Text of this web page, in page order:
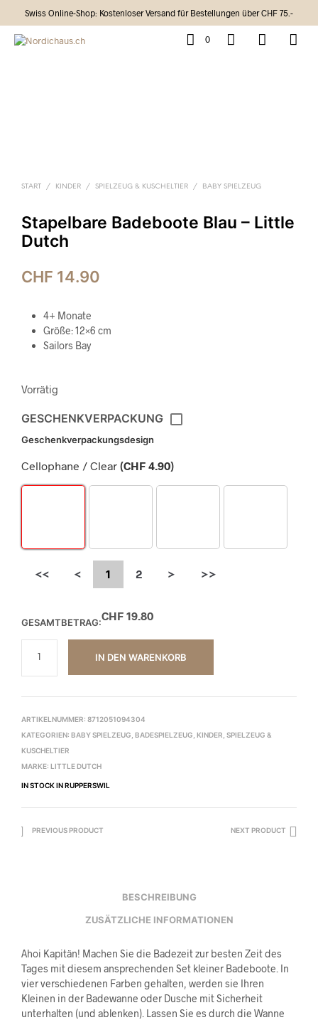
Swiss Online-Shop: Kostenloser Versand für Bestellungen über CHF 75.-
0
START / KINDER / SPIELZEUG & KUSCHELTIER / BABY SPIELZEUG
Stapelbare Badeboote Blau – Little
Dutch
CHF 14.90
4+ Monate
Größe: 12×6 cm
Sailors Bay
Vorrätig
GESCHENKVERPACKUNG
Geschenkverpackungsdesign
Cellophane / Clear (CHF 4.90)
<< < 1 2 > >>
GESAMTBETRAG:CHF 19.80
IN DEN WARENKORB
ARTIKELNUMMER: 8712051094304
KATEGORIEN: BABY SPIELZEUG BADESPIELZEUG KINDER SPIELZEUG &
KUSCHELTIER
MARKE: LITTLE DUTCH
IN STOCK IN RUPPERSWIL
PREVIOUS PRODUCT NEXT PRODUCT
BESCHREIBUNG
ZUSÄTZLICHE INFORMATIONEN
Ahoi Kapitän! Machen Sie die Badezeit zur besten Zeit des
Tages mit diesem ansprechenden Set kleiner Badeboote. In
vier verschiedenen Farben gehalten, werden sie Ihren
Kleinen in der Badewanne oder Dusche mit Sicherheit
unterhalten (und ablenken). Lassen Sie es durch die Wanne